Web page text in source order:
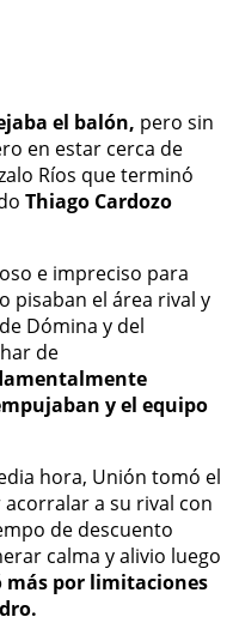
el balón, pero sin
en estar cerca de
Ríos que terminó
Thiago Cardozo
e impreciso para
pisaban el área rival y
Dómina y del
de
y el equipo
hora, Unión tomó el
a su rival con
de descuento
calma y alivio luego
por limitaciones